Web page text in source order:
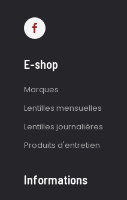
E-shop
Marques
Lentilles mensuelles
Lentilles journalières
Produits d'entretien
Informations